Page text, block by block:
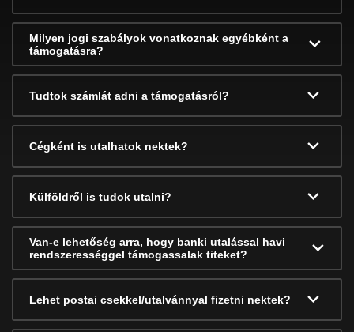
Milyen jogi szabályok vonatkoznak egyébként a
támogatásra?
Tudtok számlát adni a támogatásról?
Cégként is utalhatok nektek?
Külföldről is tudok utalni?
Van-e lehetőség arra, hogy banki utalással havi
rendszerességgel támogassalak titeket?
Lehet postai csekkel/utalvánnyal fizetni nektek?